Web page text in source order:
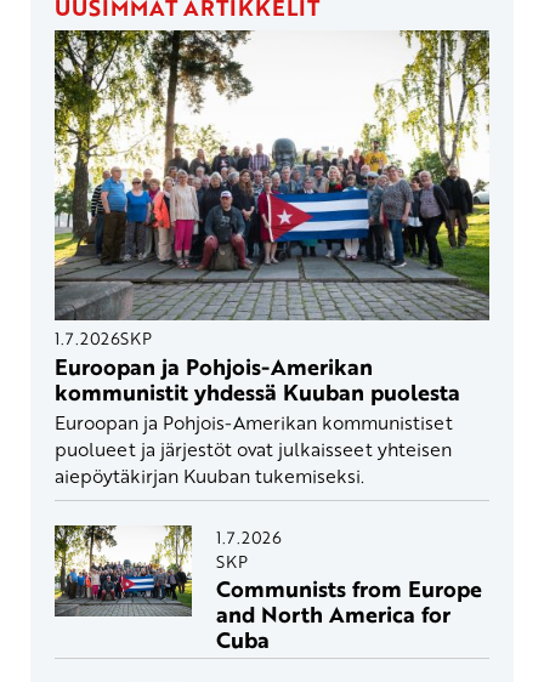
UUSIMMAT ARTIKKELIT
1.7.2026SKP
Euroopan ja Pohjois-Amerikan
kommunistit yhdessä Kuuban puolesta
Euroopan ja Pohjois-Amerikan kommunistiset
puolueet ja järjestöt ovat julkaisseet yhteisen
aiepöytäkirjan Kuuban tukemiseksi.
1.7.2026
SKP
Communists from Europe
and North America for
Cuba